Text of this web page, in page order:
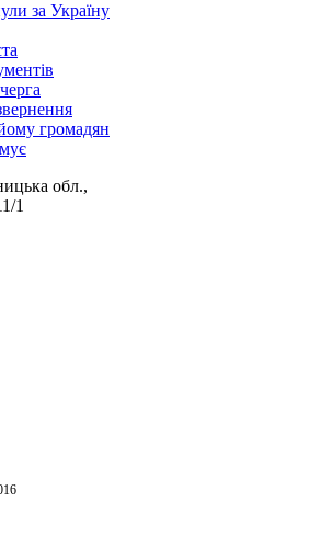
за Україну
громадян
обл.,
1